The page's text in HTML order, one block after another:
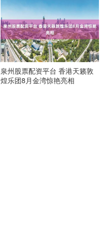
泉州股票配资平台 香港天籁敦
煌乐团8月金湾惊艳亮相